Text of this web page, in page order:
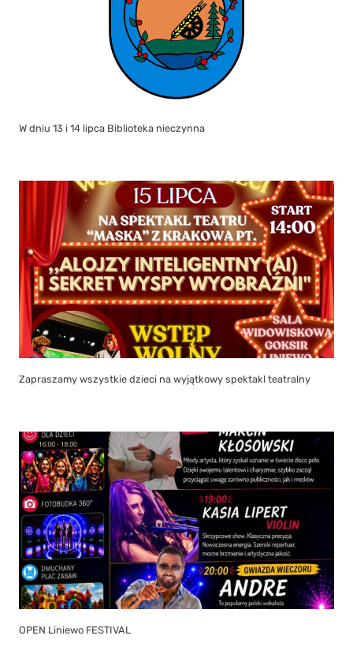
W dniu 13 i 14 lipca Biblioteka nieczynna
Zapraszamy wszystkie dzieci na wyjątkowy spektakl teatralny
OPEN Liniewo FESTIVAL